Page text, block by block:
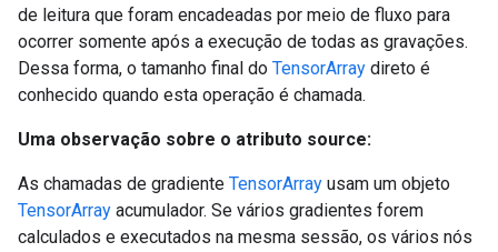
de leitura que foram encadeadas por meio de fluxo para
ocorrer somente após a execução de todas as gravações.
Dessa forma, o tamanho final do TensorArray direto é
conhecido quando esta operação é chamada.
Uma observação sobre o atributo source:
As chamadas de gradiente TensorArray usam um objeto
TensorArray acumulador. Se vários gradientes forem
calculados e executados na mesma sessão, os vários nós